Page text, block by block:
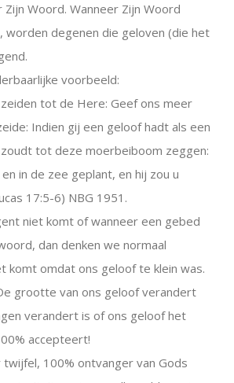
Woord. Wanneer Zijn Woord
degenen die geloven (die het
voorbeeld:
tot de Here: Geef ons meer
Indien gij een geloof hadt als een
tot deze moerbeiboom zeggen:
in de zee geplant, en hij zou u
17:5-6) NBG 1951.
niet komt of wanneer een gebed
dan denken we normaal
komt omdat ons geloof te klein was.
grootte van ons geloof verandert
verandert is of ons geloof het
accepteert!
100% ontvanger van Gods